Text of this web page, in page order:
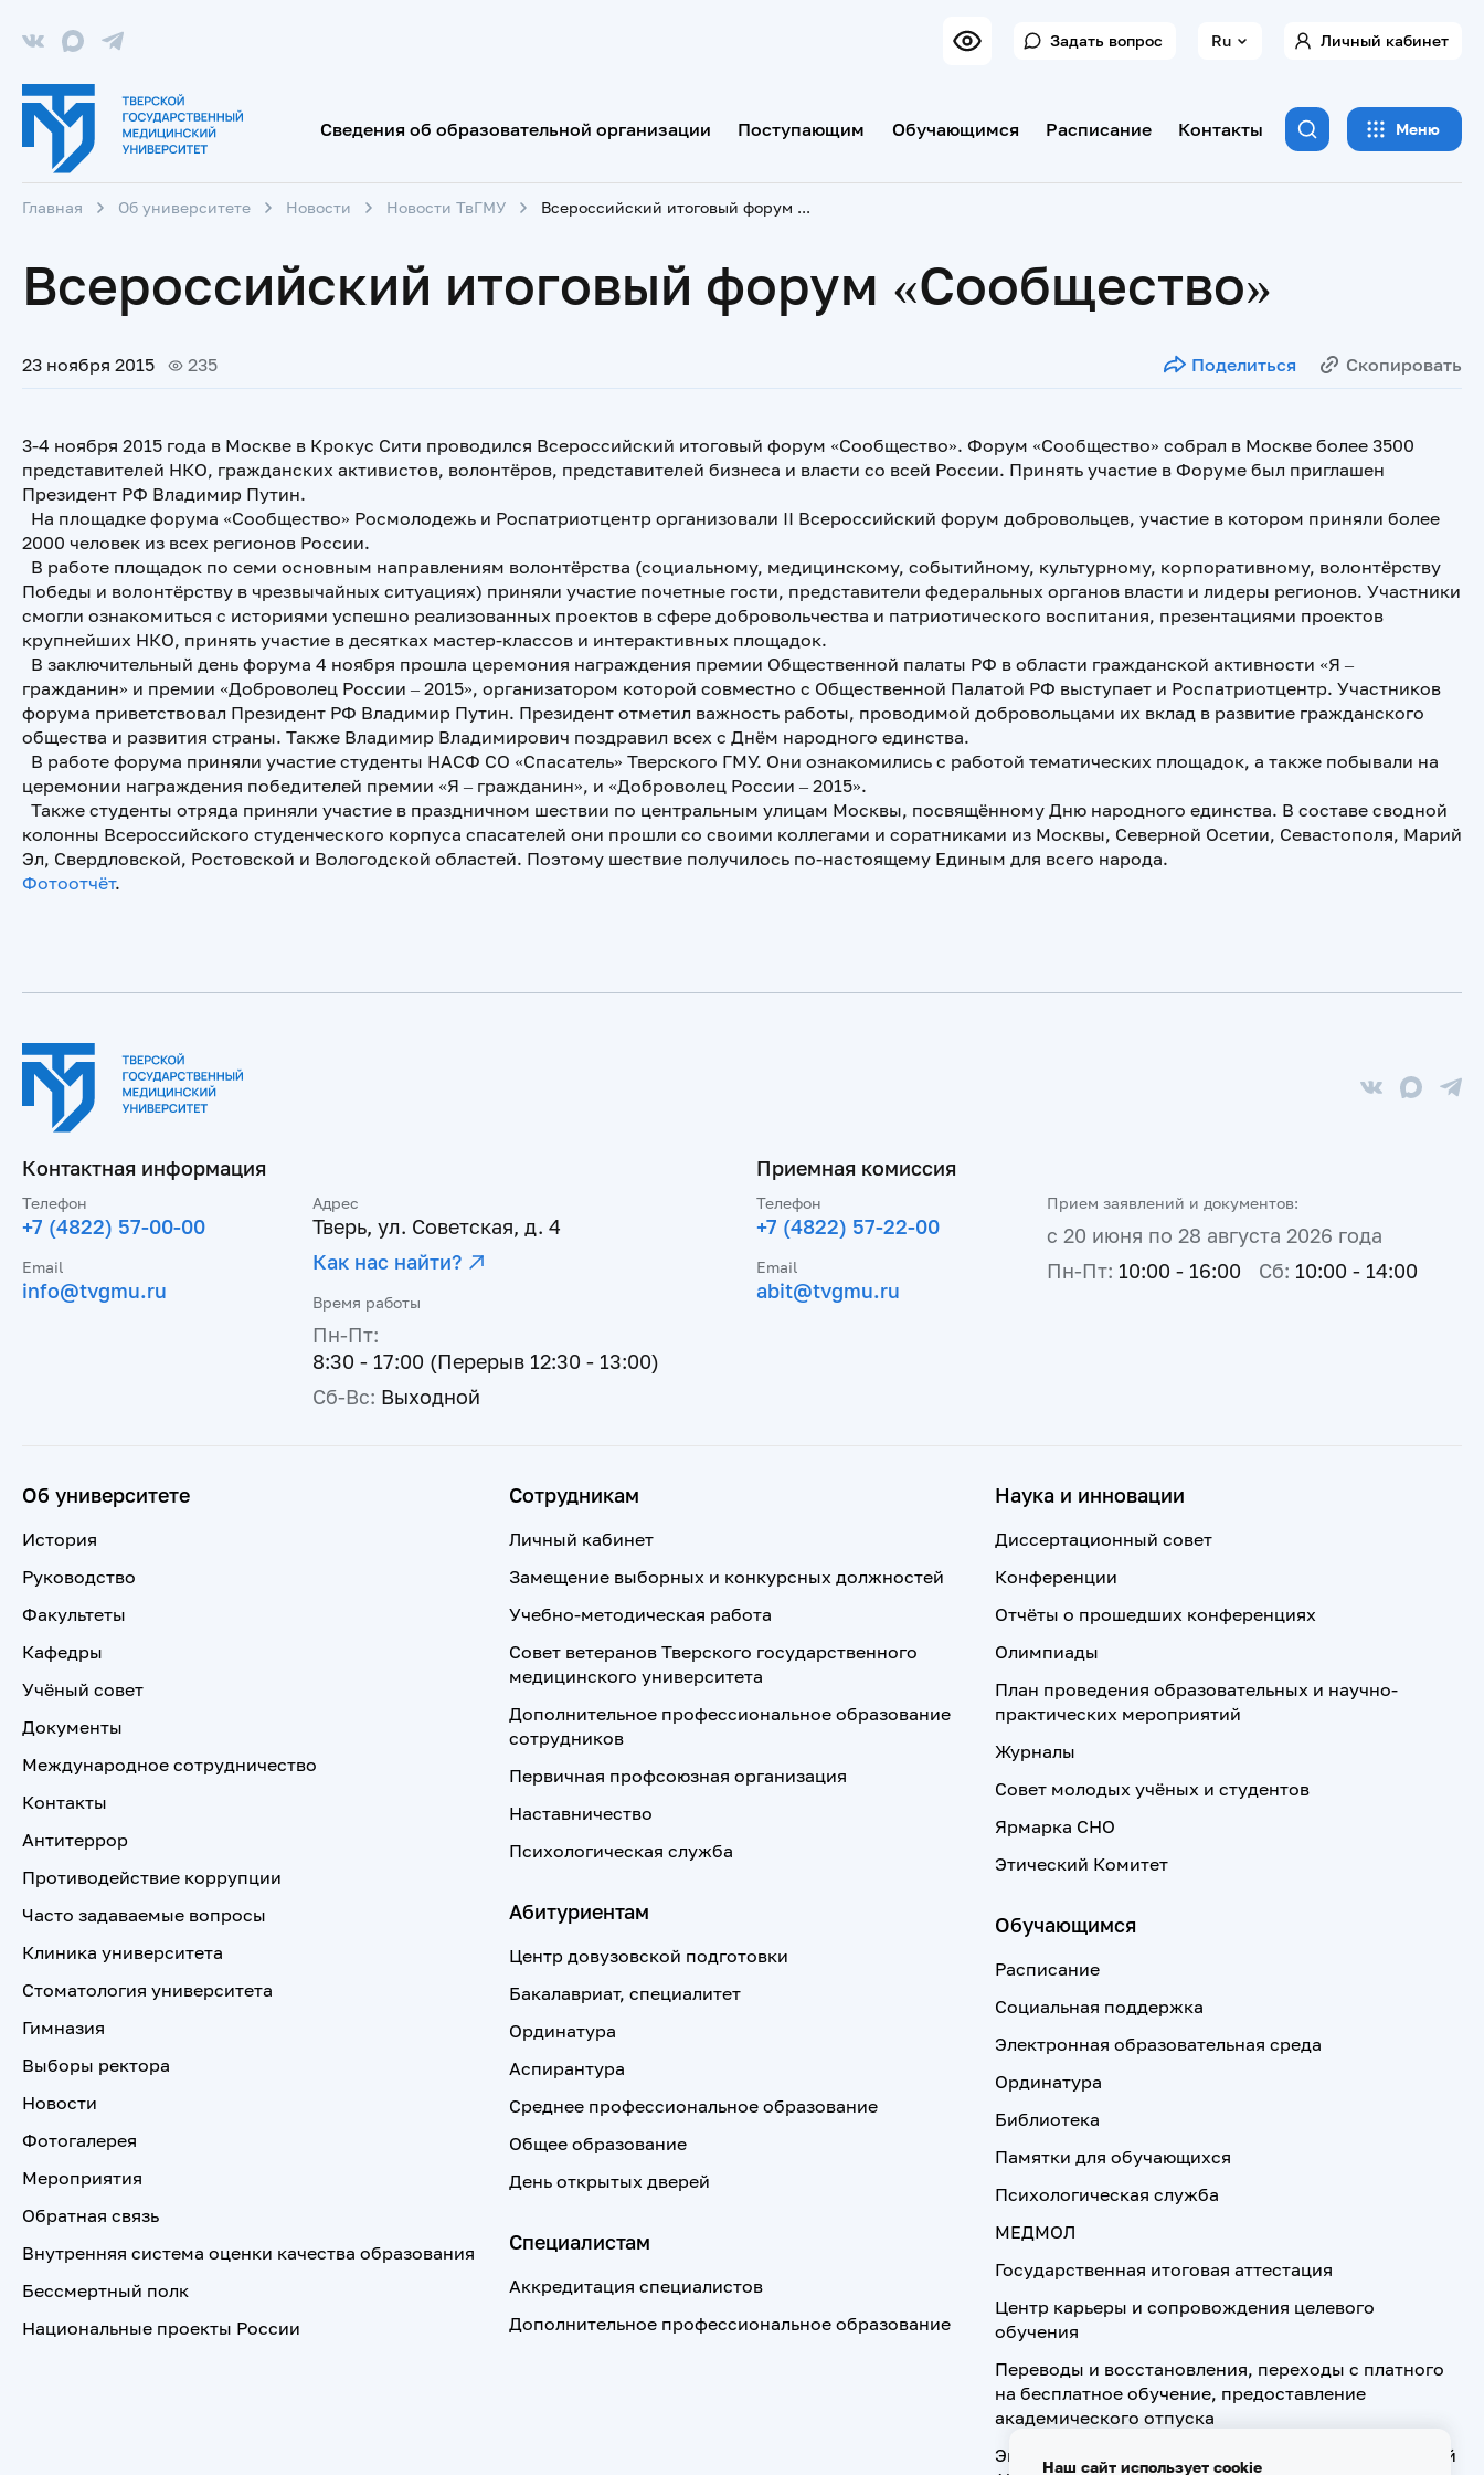
Задать вопрос Ru Личный кабинет
Сведения об образовательной организации Поступающим Обучающимся Расписание Контакты Меню
Главная Об университете Новости Новости ТвГМУ Всероссийский итоговый форум «Сообщество»
Всероссийский итоговый форум «Сообщество»
23 ноября 2015 235 Поделиться Скопировать
3-4 ноября 2015 года в Москве в Крокус Сити проводился Всероссийский итоговый форум «Сообщество». Форум «Сообщество» собрал в Москве более 3500
представителей НКО, гражданских активистов, волонтёров, представителей бизнеса и власти со всей России. Принять участие в Форуме был приглашен
Президент РФ Владимир Путин.
На площадке форума «Сообщество» Росмолодежь и Роспатриотцентр организовали II Всероссийский форум добровольцев, участие в котором приняли более
2000 человек из всех регионов России.
В работе площадок по семи основным направлениям волонтёрства (социальному, медицинскому, событийному, культурному, корпоративному, волонтёрству
Победы и волонтёрству в чрезвычайных ситуациях) приняли участие почетные гости, представители федеральных органов власти и лидеры регионов. Участники
смогли ознакомиться с историями успешно реализованных проектов в сфере добровольчества и патриотического воспитания, презентациями проектов
крупнейших НКО, принять участие в десятках мастер-классов и интерактивных площадок.
В заключительный день форума 4 ноября прошла церемония награждения премии Общественной палаты РФ в области гражданской активности «Я –
гражданин» и премии «Доброволец России – 2015», организатором которой совместно с Общественной Палатой РФ выступает и Роспатриотцентр. Участников
форума приветствовал Президент РФ Владимир Путин. Президент отметил важность работы, проводимой добровольцами их вклад в развитие гражданского
общества и развития страны. Также Владимир Владимирович поздравил всех с Днём народного единства.
В работе форума приняли участие студенты НАСФ СО «Спасатель» Тверского ГМУ. Они ознакомились с работой тематических площадок, а также побывали на
церемонии награждения победителей премии «Я – гражданин», и «Доброволец России – 2015».
Также студенты отряда приняли участие в праздничном шествии по центральным улицам Москвы, посвящённому Дню народного единства. В составе сводной
колонны Всероссийского студенческого корпуса спасателей они прошли со своими коллегами и соратниками из Москвы, Северной Осетии, Севастополя, Марий
Эл, Свердловской, Ростовской и Вологодской областей. Поэтому шествие получилось по-настоящему Единым для всего народа.
Фотоотчёт.
Контактная информация
Телефон
+7 (4822) 57-00-00
Email
info@tvgmu.ru
Адрес
Тверь, ул. Советская, д. 4
Как нас найти?
Время работы
Пн-Пт:
8:30 - 17:00 (Перерыв 12:30 - 13:00)
Сб-Вс: Выходной
Приемная комиссия
Телефон
+7 (4822) 57-22-00
Email
abit@tvgmu.ru
Прием заявлений и документов:
с 20 июня по 28 августа 2026 года
Пн-Пт: 10:00 - 16:00 Сб: 10:00 - 14:00
Об университете
История
Руководство
Факультеты
Кафедры
Учёный совет
Документы
Международное сотрудничество
Контакты
Антитеррор
Противодействие коррупции
Часто задаваемые вопросы
Клиника университета
Стоматология университета
Гимназия
Выборы ректора
Новости
Фотогалерея
Мероприятия
Обратная связь
Внутренняя система оценки качества образования
Бессмертный полк
Национальные проекты России
Сотрудникам
Личный кабинет
Замещение выборных и конкурсных должностей
Учебно-методическая работа
Совет ветеранов Тверского государственного
медицинского университета
Дополнительное профессиональное образование
сотрудников
Первичная профсоюзная организация
Наставничество
Психологическая служба
Абитуриентам
Центр довузовской подготовки
Бакалавриат, специалитет
Ординатура
Аспирантура
Среднее профессиональное образование
Общее образование
День открытых дверей
Специалистам
Аккредитация специалистов
Дополнительное профессиональное образование
Наука и инновации
Диссертационный совет
Конференции
Отчёты о прошедших конференциях
Олимпиады
План проведения образовательных и научно-
практических мероприятий
Журналы
Совет молодых учёных и студентов
Ярмарка СНО
Этический Комитет
Обучающимся
Расписание
Социальная поддержка
Электронная образовательная среда
Ординатура
Библиотека
Памятки для обучающихся
Психологическая служба
МЕДМОЛ
Государственная итоговая аттестация
Центр карьеры и сопровождения целевого
обучения
Переводы и восстановления, переходы с платного
на бесплатное обучение, предоставление
академического отпуска
Экзамен по допуску к осуществлению медицинской
Наш сайт использует cookie